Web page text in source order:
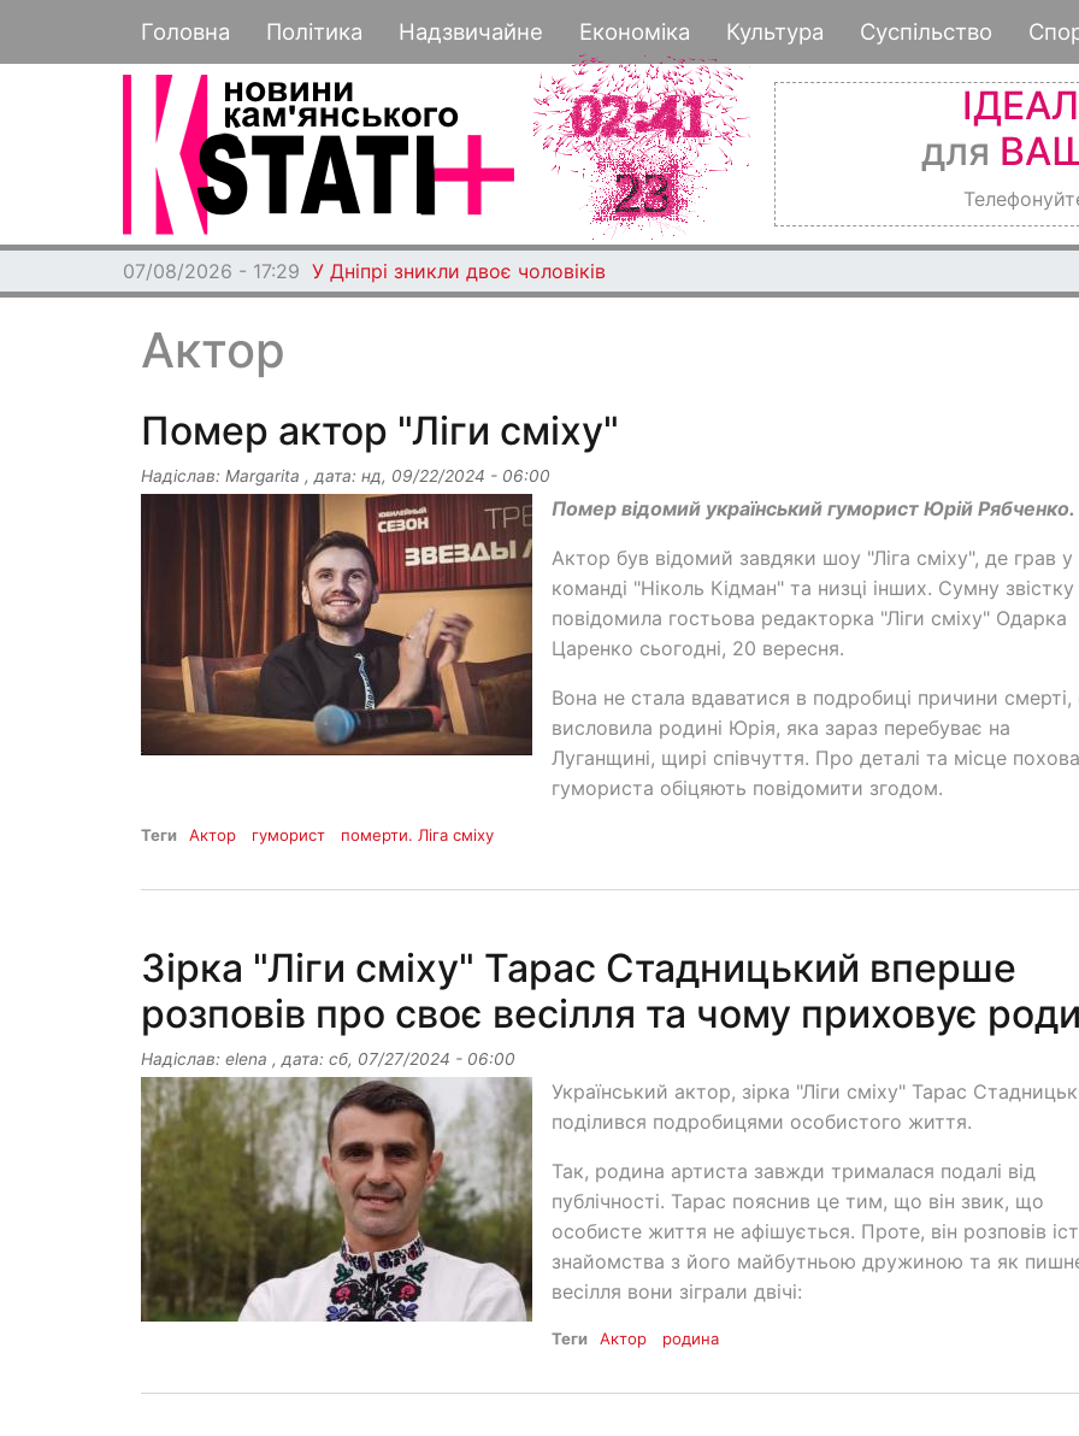
до
основного
Основная навигация
Головна Політика Надзвичайне Економіка Культура Суспільство
для
07/08/2026 - 17:29 У Дніпрі зникли двоє чоловіків
Актор
Помер актор "Ліги сміху"
Надіслав: Margarita , дата: нд, 09/22/2024 - 06:00
Помер відомий український гуморист Юрій Рябченко.
Актор був відомий завдяки шоу "Ліга сміху", де грав у
команді "Ніколь Кідман" та низці інших. Сумну звістку
повідомила гостьова редакторка "Ліги сміху" Одарка
Царенко сьогодні, 20 вересня.
Вона не стала вдаватися в подробиці причини смерті,
висловила родині Юрія, яка зараз перебуває на
Луганщині, щирі співчуття. Про деталі та місце
гумориста обіцяють повідомити згодом.
Теги Актор гуморист померти. Ліга сміху
Зірка "Ліги сміху" Тарас Стадницький вперше
розповів про своє весілля та чому приховує
Надіслав: elena , дата: сб, 07/27/2024 - 06:00
Український актор, зірка "Ліги сміху" Тарас
поділився подробицями особистого життя.
Так, родина артиста завжди трималася подалі від
публічності. Тарас пояснив це тим, що він звик, що
особисте життя не афішується. Проте, він розповів
знайомства з його майбутньою дружиною та як
весілля вони зіграли двічі:
Теги Актор родина